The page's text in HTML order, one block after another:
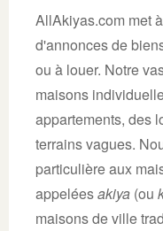
AllAkiyas.com met
d'annonces de
ou à louer. Notre
maisons
appartements, des
terrains vagues.
particulière aux
appeléesakiya (ou
maisons de ville